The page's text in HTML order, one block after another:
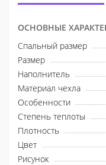
ОСНОВНЫЕ
Спальный размер
Размер
Наполнитель
Материал чехла
Особенности
Степень теплоты
Плотность
Цвет
Рисунок